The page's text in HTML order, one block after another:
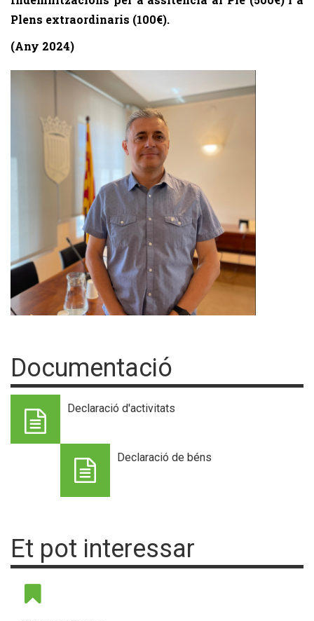
Plens extraordinaris (100€).
(Any 2024)
Documentació
Declaració d'activitats
Declaració de béns
Et pot interessar